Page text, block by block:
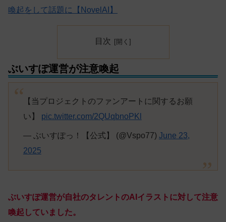
喚起をして話題に【NovelAI】
目次
ぶいすぽ運営が注意喚起
【当プロジェクトのファンアートに関するお願
い】 pic.twitter.com/2QUqbnoPKl
— ぶいすぽっ！【公式】 (@Vspo77) June 23,
2025
ぶいすぽ運営が自社のタレントのAIイラストに対して注意
喚起していました。